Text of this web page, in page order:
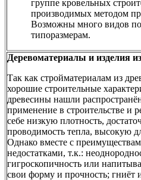
группе кровельных
производимых методом
Возможны много видов
типоразмерам.
Деревоматериалы и изделия
Так как стройматериалам из
хорошие строительные
древесины нашли
применение в строительстве и
себе низкую плотность,
проводимость тепла, высокую
Однако вместе с
недостатками, т.к.:
гигроскопичность или
свои форму и прочность; гниёт